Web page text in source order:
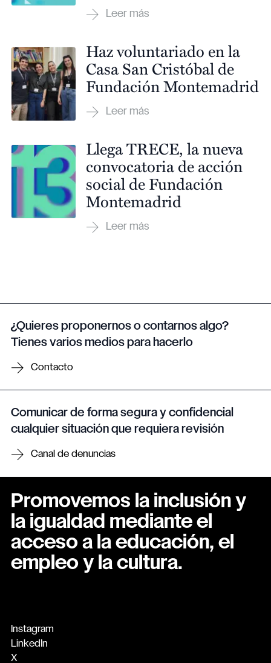
Haz voluntariado en la
Casa San Cristóbal de
Fundación Montemadrid
Llega TRECE, la nueva
convocatoria de acción
social de Fundación
Montemadrid
¿Quieres proponernos o contarnos algo?
Tienes varios medios para hacerlo
Contacto
Comunicar de forma segura y confidencial
cualquier situación que requiera revisión
Canal de denuncias
Promovemos la inclusión y
la igualdad mediante el
acceso a la educación, el
empleo y la cultura.
Instagram
LinkedIn
X